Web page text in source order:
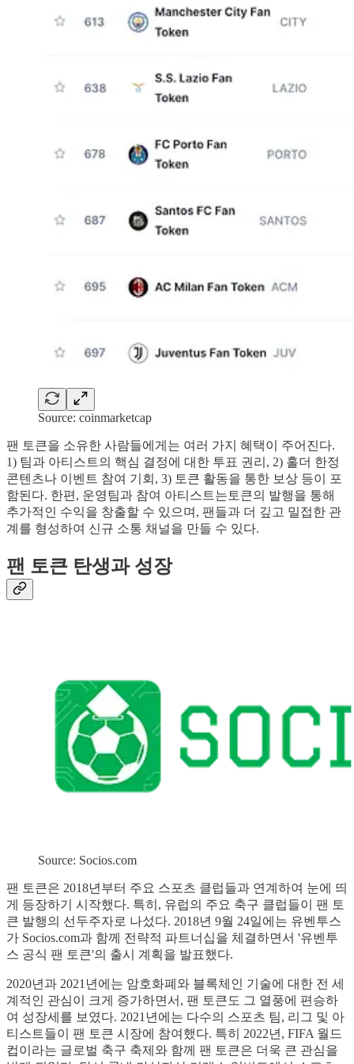
Source: coinmarketcap
팬 토큰을 소유한 사람들에게는 여러 가지 혜택이 주어진다.
1) 팀과 아티스트의 핵심 결정에 대한 투표 권리, 2) 홀더 한정
콘텐츠나 이벤트 참여 기회, 3) 토큰 활동을 통한 보상 등이 포
함된다. 한편, 운영팀과 참여 아티스트는토큰의 발행을 통해
추가적인 수익을 창출할 수 있으며, 팬들과 더 깊고 밀접한 관
계를 형성하여 신규 소통 채널을 만들 수 있다.
팬 토큰 탄생과 성장
Source: Socios.com
팬 토큰은 2018년부터 주요 스포츠 클럽들과 연계하여 눈에 띄
게 등장하기 시작했다. 특히, 유럽의 주요 축구 클럽들이 팬 토
큰 발행의 선두주자로 나섰다. 2018년 9월 24일에는 유벤투스
가 Socios.com과 함께 전략적 파트너십을 체결하면서 '유벤투
스 공식 팬 토큰'의 출시 계획을 발표했다.
2020년과 2021년에는 암호화폐와 블록체인 기술에 대한 전 세
계적인 관심이 크게 증가하면서, 팬 토큰도 그 열풍에 편승하
여 성장세를 보였다. 2021년에는 다수의 스포츠 팀, 리그 및 아
티스트들이 팬 토큰 시장에 참여했다. 특히 2022년, FIFA 월드
컵이라는 글로벌 축구 축제와 함께 팬 토큰은 더욱 큰 관심을